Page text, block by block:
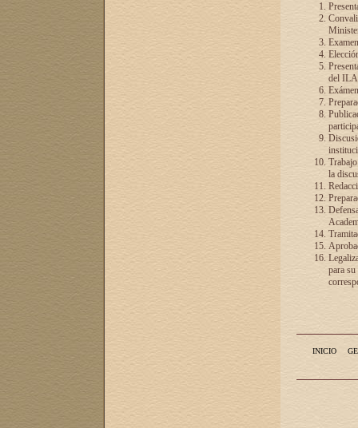
del
la
para
INICIO